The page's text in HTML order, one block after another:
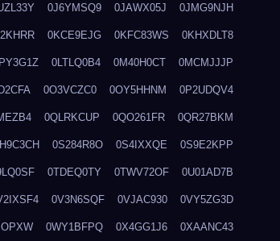
0J6YMSQ9 0JAWX05J 0JMG9NJH
0KCE9EJG 0KFC83WS 0KHXDLT8
0LTLQ0B4 0M40H0CT 0MCMJJJP
0O3VCZC0 0OY5HHNM 0P2UDQV4
0QLRKCUP 0QO261FR 0QR27BKM
0S284R8O 0S4IXXQE 0S9E2KPP
0TDEQ0TY 0TWV72OF 0U01AD7B
0V3N6SQF 0VJAC930 0VY5ZG3D
0WY1BFPQ 0X4GG1J6 0XAANC43